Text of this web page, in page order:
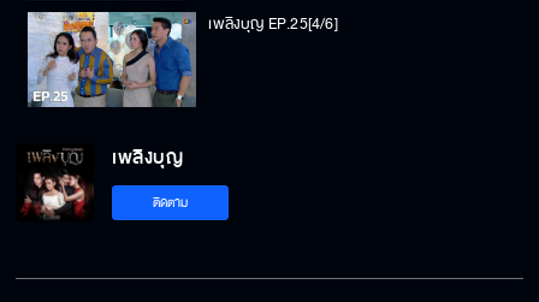
เพลิงบุญ EP.25[4/6]
เพลิงบุญ
ติดตาม